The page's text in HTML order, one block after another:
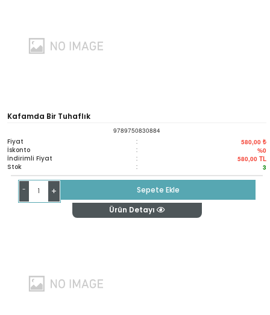
Kafamda Bir Tuhaflık
9789750830884
Fiyat : 580,00 ₺
İskonto : %0
İndirimli Fiyat : 580,00 TL
Stok : 3
- +
Sepete Ekle
Ürün Detayı